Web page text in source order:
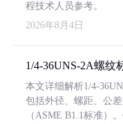
程技术人员参考。
2026年8月4日
1/4-36UNS-2A螺纹
本文详细解析1/4-
包括外径、螺距、公
（ASME B1.1标准）